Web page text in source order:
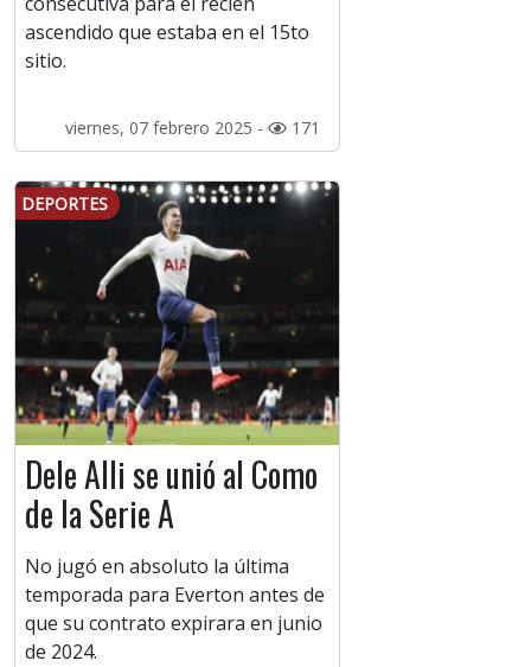
ascendido que estaba en el 15to
sitio.
viernes, 07 febrero 2025 - 171
DEPORTES
Dele Alli se unió al Como
de la Serie A
No jugó en absoluto la última
temporada para Everton antes de
que su contrato expirara en junio
de 2024.